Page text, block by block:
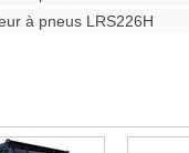
à pneus LRS226H